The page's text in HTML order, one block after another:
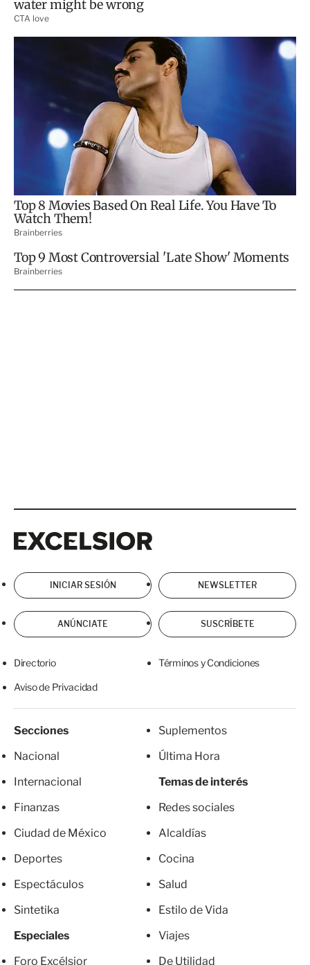
INICIAR SESIÓN NEWSLETTER
ANÚNCIATE SUSCRÍBETE
Directorio Términos y Condiciones
Aviso de Privacidad
Secciones
Nacional
Internacional
Finanzas
Ciudad de México
Deportes
Espectáculos
Sintetika
Especiales
Foro Excélsior
Suplementos
Última Hora
Temas de interés
Redes sociales
Alcaldías
Cocina
Salud
Estilo de Vida
Viajes
De Utilidad